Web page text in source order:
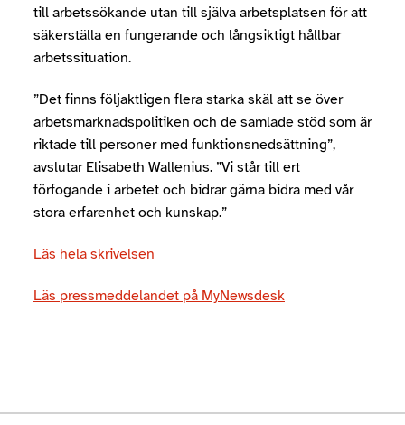
till arbetssökande utan till själva arbetsplatsen för att
säkerställa en fungerande och långsiktigt hållbar
arbetssituation.
”Det finns följaktligen flera starka skäl att se över
arbetsmarknadspolitiken och de samlade stöd som är
riktade till personer med funktionsnedsättning”,
avslutar Elisabeth Wallenius. ”Vi står till ert
förfogande i arbetet och bidrar gärna bidra med vår
stora erfarenhet och kunskap.”
Läs hela skrivelsen
Läs pressmeddelandet på MyNewsdesk